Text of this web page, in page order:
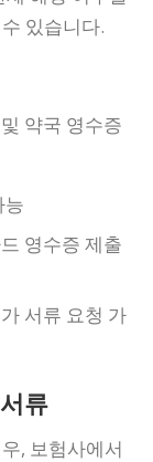
있습니다.
약국 영수증
능
영수증 제출
서류 요청 가
류
, 보험사에서